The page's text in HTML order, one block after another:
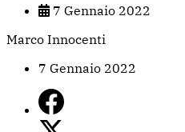
7 Gennaio 2022
Marco Innocenti
7 Gennaio 2022